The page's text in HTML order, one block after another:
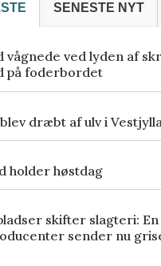
SENESTE NYT
vågnede ved lyden af
på foderbordet
dræbt af ulv i
holder høstdag
skifter slagteri:
sender nu